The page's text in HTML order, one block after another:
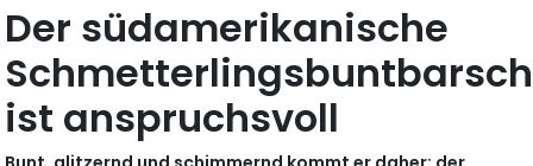
Der südamerikanische
Schmetterlingsbuntbarsch
ist anspruchsvoll